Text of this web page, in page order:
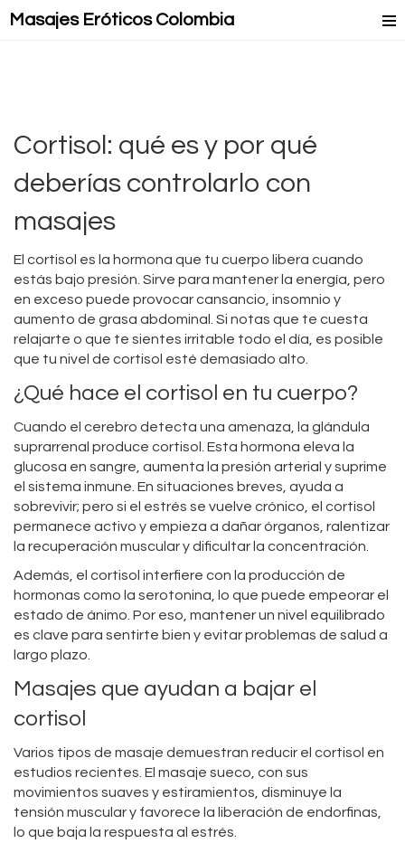
Masajes Eróticos Colombia
Masajes Lésbicos
Masaje Lingam
Cortisol: qué es y por qué
deberías controlarlo con
masajes
El cortisol es la hormona que tu cuerpo libera cuando
estás bajo presión. Sirve para mantener la energía, pero
en exceso puede provocar cansancio, insomnio y
aumento de grasa abdominal. Si notas que te cuesta
relajarte o que te sientes irritable todo el día, es posible
que tu nivel de cortisol esté demasiado alto.
¿Qué hace el cortisol en tu cuerpo?
Cuando el cerebro detecta una amenaza, la glándula
suprarrenal produce cortisol. Esta hormona eleva la
glucosa en sangre, aumenta la presión arterial y suprime
el sistema inmune. En situaciones breves, ayuda a
sobrevivir; pero si el estrés se vuelve crónico, el cortisol
permanece activo y empieza a dañar órganos, ralentizar
la recuperación muscular y dificultar la concentración.
Además, el cortisol interfiere con la producción de
hormonas como la serotonina, lo que puede empeorar el
estado de ánimo. Por eso, mantener un nivel equilibrado
es clave para sentirte bien y evitar problemas de salud a
largo plazo.
Masajes que ayudan a bajar el
cortisol
Varios tipos de masaje demuestran reducir el cortisol en
estudios recientes. El masaje sueco, con sus
movimientos suaves y estiramientos, disminuye la
tensión muscular y favorece la liberación de endorfinas,
lo que baja la respuesta al estrés.